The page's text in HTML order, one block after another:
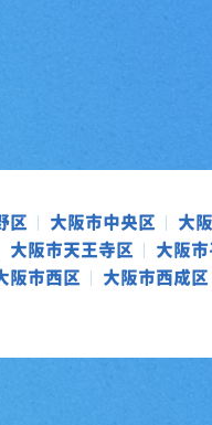
区 大阪市中央区
大
大阪市天王寺区
大阪
阪市西区 大阪市西成区